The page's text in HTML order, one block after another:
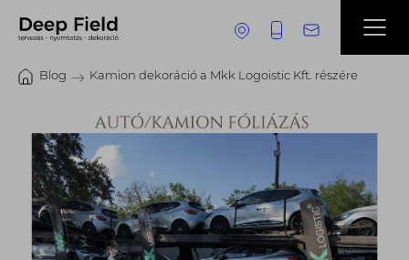
Blog Kamion dekoráció a Mkk Logoistic Kft. részére